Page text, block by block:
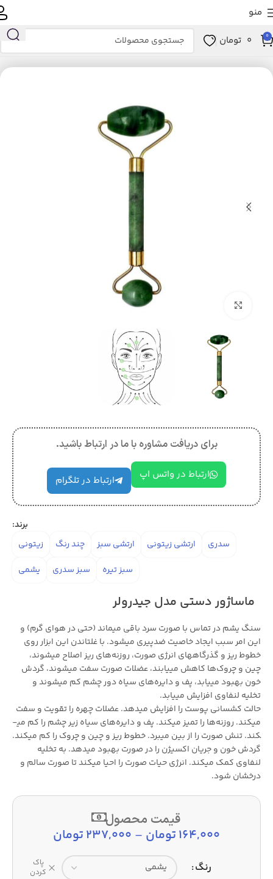
منو
0
0 تومان
خانه زیبایی و سلامت ابزار سلامت ماساژور
برای دریافت مشاوره با ما در ارتباط باشید.
ارتباط در واتس اپ ارتباط در تلگرام
برند:
سدری
ارتشی زیتونی ارتشی سبز چند رنگ
زیتونی
سبز تیره
سبز سدری یشمی
ماساژور دستی مدل جیدرولر
سنگ یشم در تماس با صورت سرد باقی می­ماند (حتی در هوای گرم) و
این امر سبب ایجاد خاصیت ضدپیری می­شود. با غلتاندن این ابزار روی
خطوط ریز و گذرگاه­های انرژی صورت، روزنه­‌های ریز اصلاح می­شوند،
چین و چروک­‌ها کاهش می­یابند، عضلات صورت سفت می­شوند، گردش
خون بهبود می­یابد، پف و دایره­‌های سیاه دور چشم کم می­شوند و
تخلیه لنفاوی افزایش می­یابد.
حالت کشسانی پوست را افزایش می­دهد. عضلات چهره را تقویت و سفت
می­کند. روزنه‌­ها را تمیز می­کند. پف و دایره­‌های سیاه زیر چشم را کم می­
کند. تنش صورت را از بین می­برد. خطوط ریز و چین و چروک را کم می­کند.
گردش خون و جریان اکسیژن را در صورت بهبود می­دهد. به تخلیه
لنفاوی کمک می­کند. انرژی حیات صورت را احیا می­کند تا صورت سالم و
درخشان شود.
قیمت محصول
164,000تومان –
237,000تومان
رنگ
پاک
کردن